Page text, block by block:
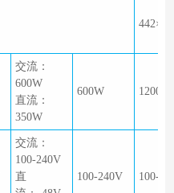
交流：
600W
直流：
350W
600W 1200W
交流：
100-240V
直
100-240V 100-